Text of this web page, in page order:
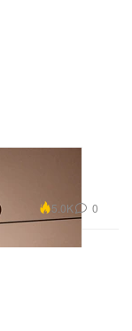
5.0K 0